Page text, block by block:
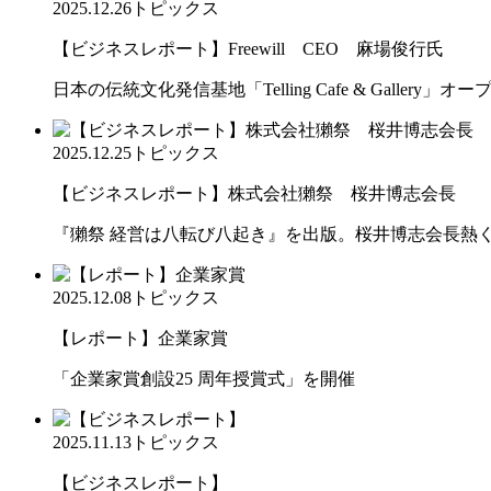
2025.12.26 トピックス
【ビジネスレポート】Freewill CEO 麻場俊行氏
日本の伝統文化発信基地「Telling Cafe & Gallery」オー
2025.12.25 トピックス
【ビジネスレポート】株式会社獺祭 桜井博志会長
『獺祭 経営は八転び八起き』を出版。桜井博志会長熱
2025.12.08 トピックス
【レポート】企業家賞
「企業家賞創設25 周年授賞式」を開催
2025.11.13 トピックス
【ビジネスレポート】